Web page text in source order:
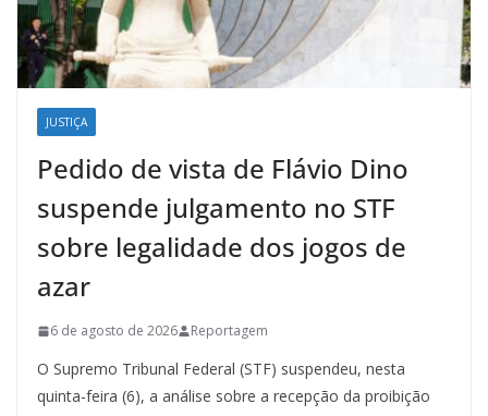
JUSTIÇA
Pedido de vista de Flávio Dino
suspende julgamento no STF
sobre legalidade dos jogos de
azar
6 de agosto de 2026 Reportagem
O Supremo Tribunal Federal (STF) suspendeu, nesta
quinta-feira (6), a análise sobre a recepção da proibição